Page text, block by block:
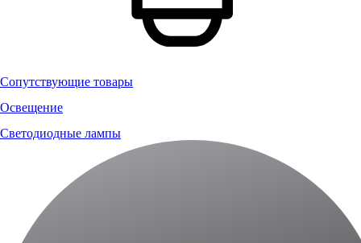
Сопутствующие товары
Освещение
Светодиодные лампы